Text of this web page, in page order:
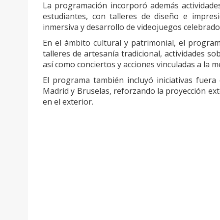
La programación incorporó además
estudiantes, con talleres de diseño e
inmersiva y desarrollo de videojuegos
En el ámbito cultural y patrimonial, el
talleres de artesanía tradicional, actividades
así como conciertos y acciones vinculadas a la
El programa también incluyó iniciativas
Madrid y Bruselas, reforzando la proyección
en el exterior.